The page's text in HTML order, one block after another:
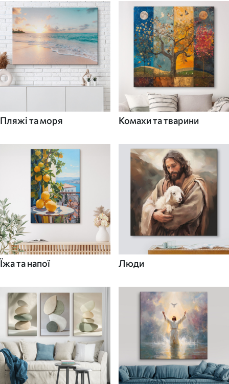
Пляжі та моря Комахи та тварини
Їжа та напої Люди